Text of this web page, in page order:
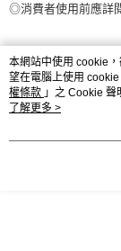
◎消費者使用前應詳
◎許可執照字號：新
本網站中使用 cookie
望在電腦上使用
權條款 」之 Cookie
用條款之 Cookie 聲明
了解更多 >